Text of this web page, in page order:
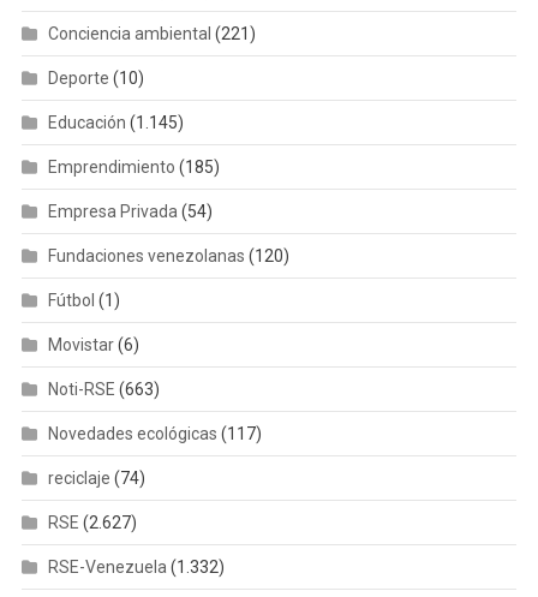
Conciencia ambiental (221)
Deporte (10)
Educación (1.145)
Emprendimiento (185)
Empresa Privada (54)
Fundaciones venezolanas (120)
Fútbol (1)
Movistar(6)
Noti-RSE (663)
Novedades ecológicas (117)
reciclaje (74)
RSE (2.627)
RSE-Venezuela (1.332)